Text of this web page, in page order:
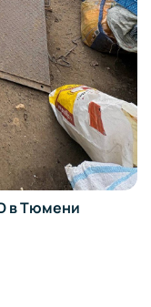
в Тюмени